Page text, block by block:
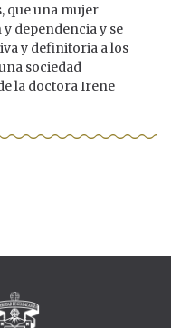
que una mujer
dependencia y se
y definitoria a los
sociedad
la doctora Irene